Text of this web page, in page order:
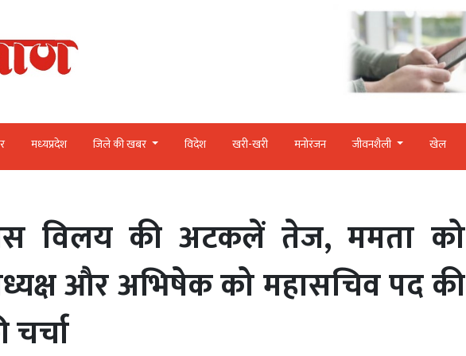
मध्‍यप्रदेश जिले की खबर विदेश खरी-खरी मनोरंजन जीवनशैली खेल
विलय की अटकलें तेज, ममता को
और अभिषेक को महासचिव पद की